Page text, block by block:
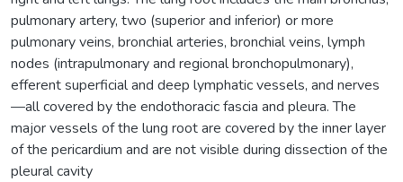
pulmonary artery, two (superior and inferior) or more
pulmonary veins, bronchial arteries, bronchial veins, lymph
nodes (intrapulmonary and regional bronchopulmonary),
efferent superficial and deep lymphatic vessels, and nerves
—all covered by the endothoracic fascia and pleura. The
major vessels of the lung root are covered by the inner layer
of the pericardium and are not visible during dissection of the
pleural cavitу